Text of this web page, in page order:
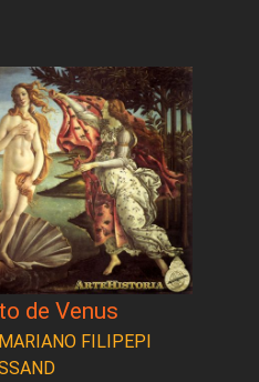
de Venus
FILIPEPI